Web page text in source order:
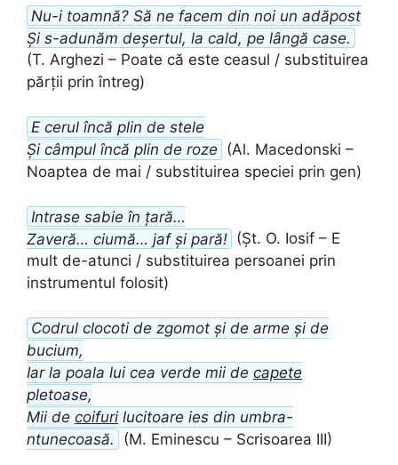
Nu-i toamnă? Să ne facem din noi un adăpost
Și s-adunăm deșertul, la cald, pe lângă case.
(T. Arghezi – Poate că este ceasul / substituirea
părții prin întreg)
E cerul încă plin de stele
Și câmpul încă plin de roze (Al. Macedonski –
Noaptea de mai / substituirea speciei prin gen)
Intrase sabie în țară…
Zaveră… ciumă… jaf și pară! (Șt. O. Iosif – E
mult de-atunci / substituirea persoanei prin
instrumentul folosit)
Codrul clocoti de zgomot și de arme și de
bucium,
Iar la poala lui cea verde mii de capete
pletoase,
Mii de coifuri lucitoare ies din umbra-
ntunecoasă.
(M. Eminescu – Scrisoarea III)